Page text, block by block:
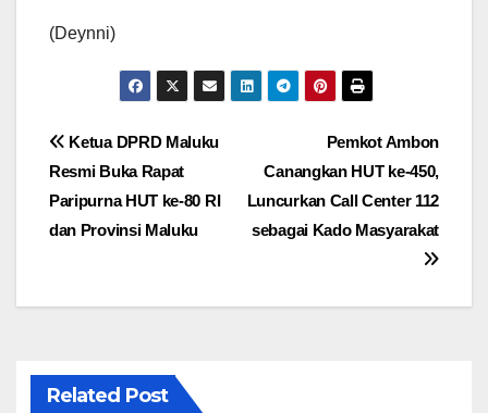
(Deynni)
Navigasi
pos
Pemkot Ambon
Canangkan HUT ke-450,
Luncurkan Call Center 112
sebagai Kado Masyarakat
Ketua DPRD Maluku
Resmi Buka Rapat
Paripurna HUT ke-80 RI
dan Provinsi Maluku
Related Post